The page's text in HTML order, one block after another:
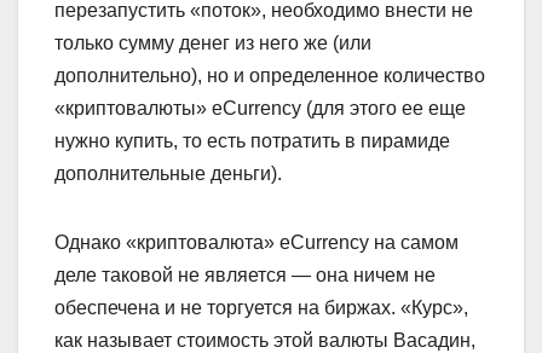
перезапустить «поток», необходимо внести не
только сумму денег из него же (или
дополнительно), но и определенное количество
«криптовалюты» eCurrency (для этого ее еще
нужно купить, то есть потратить в пирамиде
дополнительные деньги).
Однако «криптовалюта» eCurrency на самом
деле таковой не является — она ничем не
обеспечена и не торгуется на биржах. «Курс»,
как называет стоимость этой валюты Васадин,